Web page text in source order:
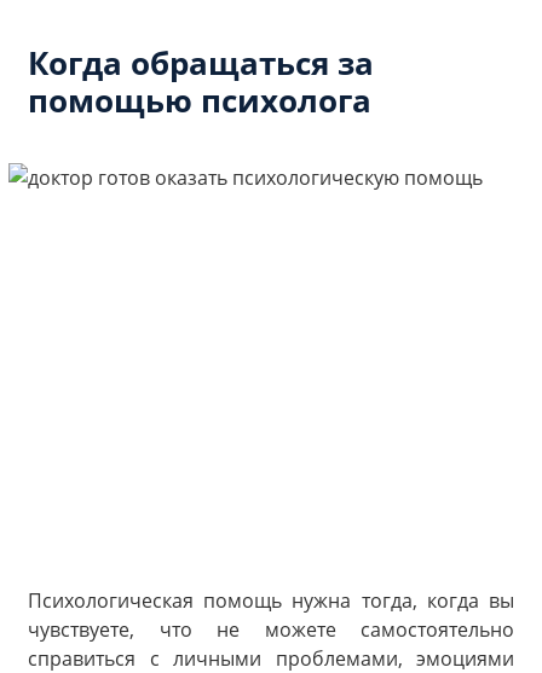
Когда обращаться за
помощью психолога
Психологическая помощь нужна тогда, когда вы
чувствуете, что не можете самостоятельно
справиться с личными проблемами, эмоциями